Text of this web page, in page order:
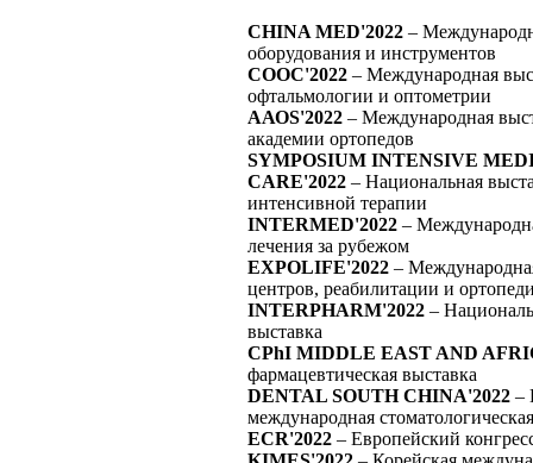
CHINA MED'2022 –
оборудования и инструментов
COOC'2022 – Международная
офтальмологии и оптометрии
ААОS'2022 – Международная
академии ортопедов
SYMPOSIUM INTENSIVE
CARE'2022 – Национальная
интенсивной терапии
INTERMED'2022 –
лечения за рубежом
EXPOLIFE'2022 –
центров, реабилитации и
INTERPHARM'2022 –
выставка
CPhI MIDDLE EAST AND
фармацевтическая выставка
DENTAL SOUTH CHINA'2022 –
международная
ECR'2022 – Европейский